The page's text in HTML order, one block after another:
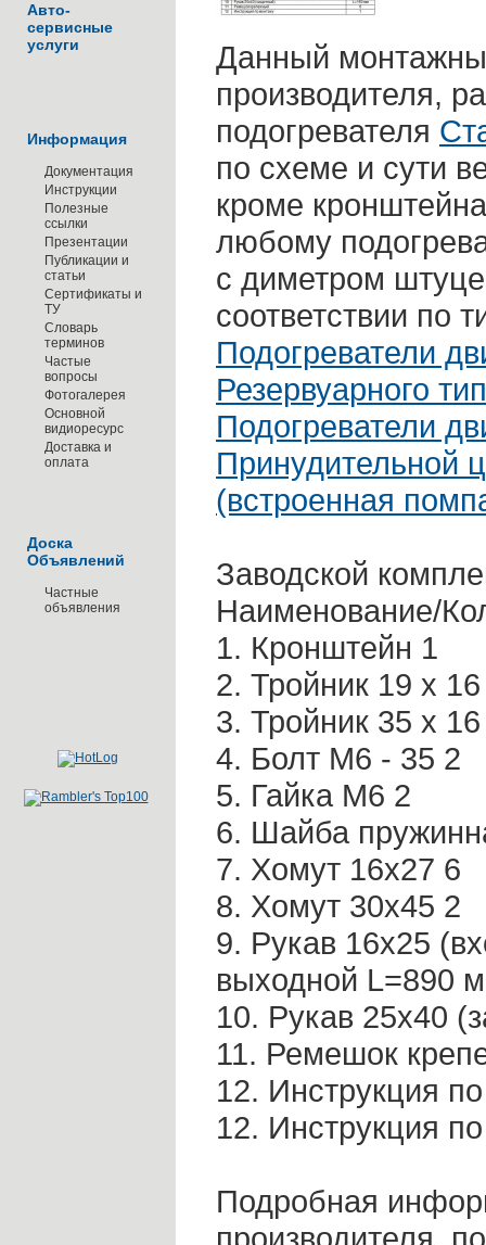
Авто-
сервисные
услуги
Информация
Документация
Инструкции
Полезные
ссылки
Презентации
Публикации и
статьи
Сертификаты и
ТУ
Словарь
терминов
Частые
вопросы
Фотогалерея
Основной
видиоресурс
Доставка и
оплата
Доска
Объявлений
Частные
объявления
Данный
производителя,
подогревателя
по схеме и сути
кроме
любому
с диметром
соответствии по
Подогреватели
Резервуарного
Подогреватели
Принудительной
(встроенная
Заводской
Наименование/
1. Кронштейн 1
2. Тройник 19 х
3. Тройник 35 х
4. Болт М6 - 35 2
5. Гайка М6 2
6. Шайба
7. Хомут 16х27 6
8. Хомут 30х45 2
9. Рукав 16х25
выходной L=890
10. Рукав 25х40
11. Ремешок
12. Инструкция
12. Инструкция
Подробная